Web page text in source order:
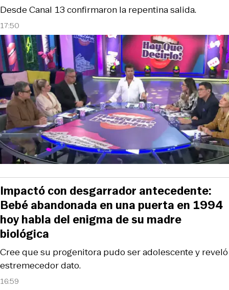
17:50
Desde Canal 13 confirmaron la repentina salida.
16:59
Cree que su progenitora pudo ser adolescente y reveló
estremecedor dato.
Impactó con desgarrador antecedente:
Bebé abandonada en una puerta en 1994
hoy habla del enigma de su madre
biológica